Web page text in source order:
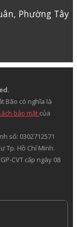
Phường Tây
Bão có nghĩa là
bảo mật của
số: 0302712571
Tp. Hồ Chí Minh.
CVT cấp ngày 08